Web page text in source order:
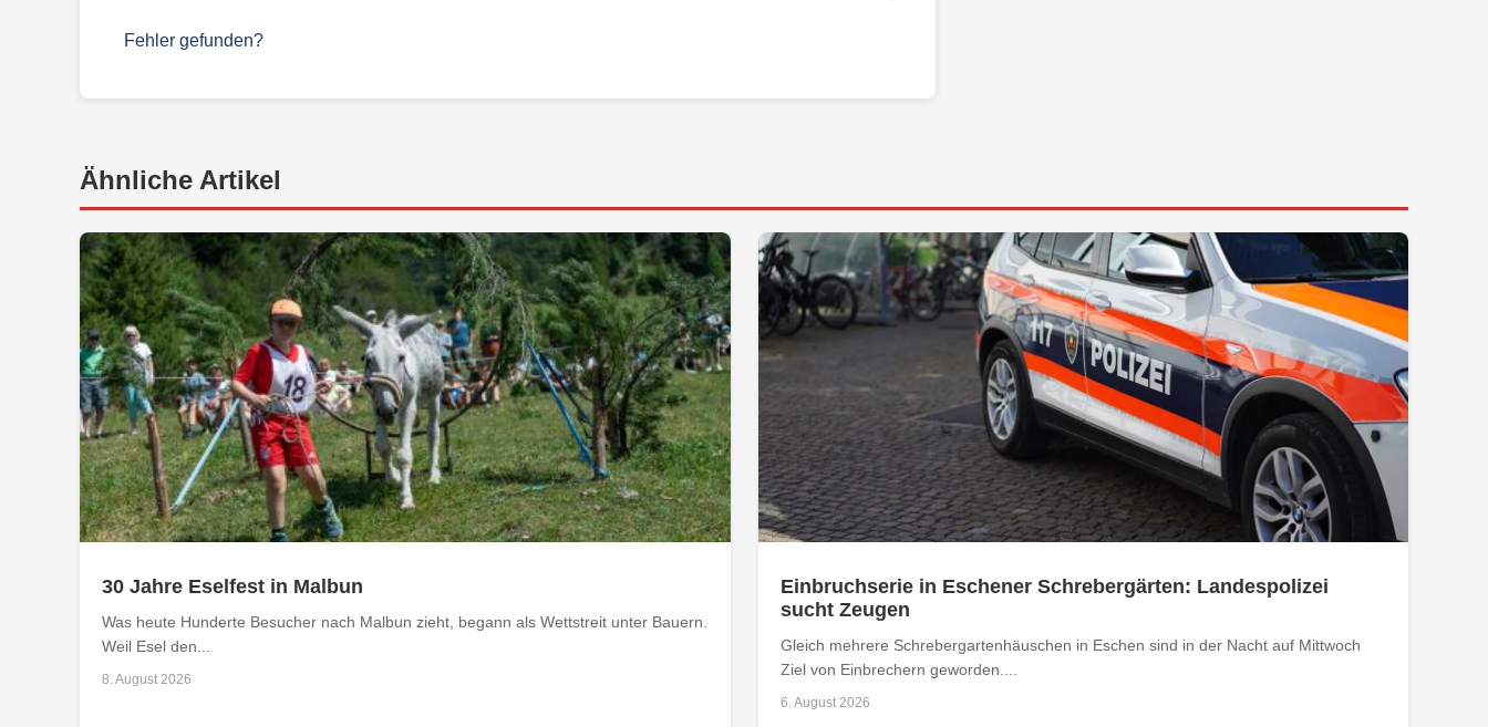
Fehler gefunden?
Ähnliche Artikel
30 Jahre Eselfest in Malbun
Was heute Hunderte Besucher nach Malbun zieht, begann als Wettstreit unter Bauern.
Weil Esel den...
8. August 2026
Einbruchserie in Eschener Schrebergärten: Landespolizei
sucht Zeugen
Gleich mehrere Schrebergartenhäuschen in Eschen sind in der Nacht auf Mittwoch
Ziel von Einbrechern geworden....
6. August 2026